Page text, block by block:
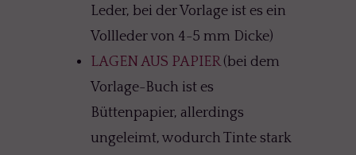
Leder, bei der Vorlage ist es ein
Vollleder von 4-5 mm Dicke)
LAGEN AUS PAPIER(bei dem
Vorlage-Buch ist es
Büttenpapier, allerdings
ungeleimt, wodurch Tinte stark